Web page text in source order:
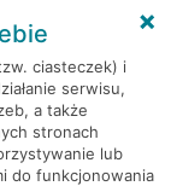
(Planet
(Planet
ciasteczek) i
serwisu,
a także
stronach
lub
do funkcjonowania